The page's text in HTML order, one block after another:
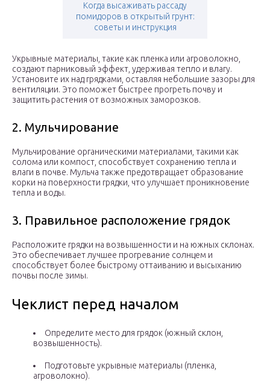
Когда высаживать рассаду
помидоров в открытый грунт:
советы и инструкция
Укрывные материалы, такие как пленка или агроволокно,
создают парниковый эффект, удерживая тепло и влагу.
Установите их над грядками, оставляя небольшие зазоры для
вентиляции. Это поможет быстрее прогреть почву и
защитить растения от возможных заморозков.
2. Мульчирование
Мульчирование органическими материалами, такими как
солома или компост, способствует сохранению тепла и
влаги в почве. Мульча также предотвращает образование
корки на поверхности грядки, что улучшает проникновение
тепла и воды.
3. Правильное расположение грядок
Расположите грядки на возвышенности и на южных склонах.
Это обеспечивает лучшее прогревание солнцем и
способствует более быстрому оттаиванию и высыханию
почвы после зимы.
Чеклист перед началом
Определите место для грядок (южный склон,
возвышенность).
Подготовьте укрывные материалы (пленка,
агроволокно).